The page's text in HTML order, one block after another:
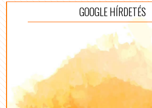
GOOGLE HÍRDETÉS